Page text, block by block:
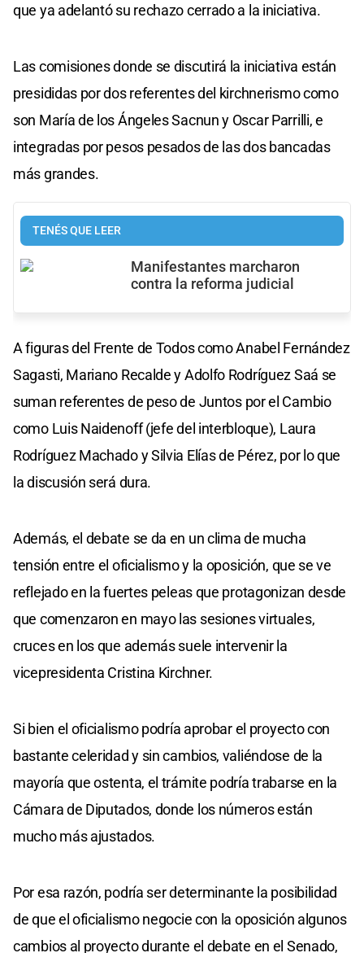
que ya adelantó su rechazo cerrado a la iniciativa.
Las comisiones donde se discutirá la iniciativa están
presididas por dos referentes del kirchnerismo como
son María de los Ángeles Sacnun y Oscar Parrilli, e
integradas por pesos pesados de las dos bancadas
más grandes.
TENÉS QUE LEER
Manifestantes marcharon
contra la reforma judicial
A figuras del Frente de Todos como Anabel Fernández
Sagasti, Mariano Recalde y Adolfo Rodríguez Saá se
suman referentes de peso de Juntos por el Cambio
como Luis Naidenoff (jefe del interbloque), Laura
Rodríguez Machado y Silvia Elías de Pérez, por lo que
la discusión será dura.
Además, el debate se da en un clima de mucha
tensión entre el oficialismo y la oposición, que se ve
reflejado en la fuertes peleas que protagonizan desde
que comenzaron en mayo las sesiones virtuales,
cruces en los que además suele intervenir la
vicepresidenta Cristina Kirchner.
Si bien el oficialismo podría aprobar el proyecto con
bastante celeridad y sin cambios, valiéndose de la
mayoría que ostenta, el trámite podría trabarse en la
Cámara de Diputados, donde los números están
mucho más ajustados.
Por esa razón, podría ser determinante la posibilidad
de que el oficialismo negocie con la oposición algunos
cambios al proyecto durante el debate en el Senado,